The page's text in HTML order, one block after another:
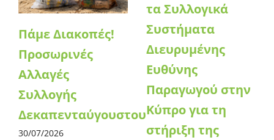
Πάμε Διακοπές!
Προσωρινές
Αλλαγές
Συλλογής
Δεκαπενταύγουστου
30/07/2026
τα Συλλογικά
Συστήματα
Διευρυμένης
Ευθύνης
Παραγωγού στην
Κύπρο για τη
στήριξη της